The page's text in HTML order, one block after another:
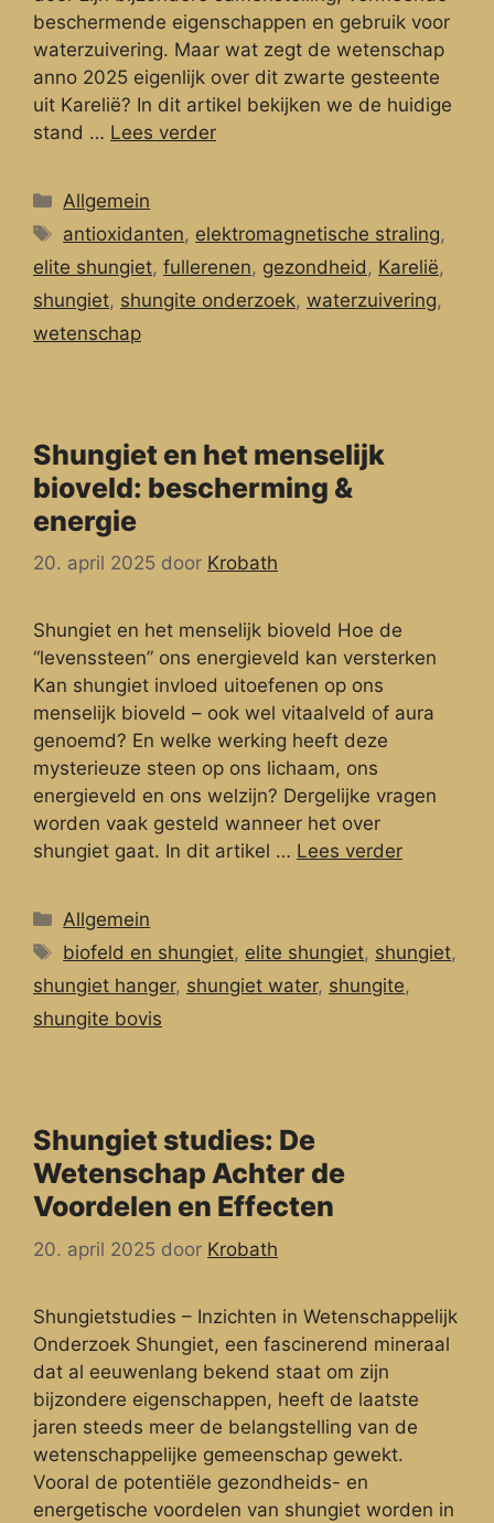
beschermende eigenschappen en gebruik voor
waterzuivering. Maar wat zegt de wetenschap
anno 2025 eigenlijk over dit zwarte gesteente
uit Karelië? In dit artikel bekijken we de huidige
stand … Lees verder
Categorieën
Allgemein
Tags
antioxidanten, elektromagnetische straling,
elite shungiet, fullerenen, gezondheid , Karelië,
shungiet, shungite onderzoek, waterzuivering,
wetenschap
Shungiet en het menselijk
bioveld: bescherming &
energie
20. april 2025 door Krobath
Shungiet en het menselijk bioveld Hoe de
“levenssteen” ons energieveld kan versterken
Kan shungiet invloed uitoefenen op ons
menselijk bioveld – ook wel vitaalveld of aura
genoemd? En welke werking heeft deze
mysterieuze steen op ons lichaam, ons
energieveld en ons welzijn? Dergelijke vragen
worden vaak gesteld wanneer het over
shungiet gaat. In dit artikel … Lees verder
Categorieën
Allgemein
Tags
biofeld en shungiet, elite shungiet, shungiet,
shungiet hanger, shungiet water, shungite,
shungite bovis
Shungiet studies: De
Wetenschap Achter de
Voordelen en Effecten
20. april 2025 door Krobath
Shungietstudies – Inzichten in Wetenschappelijk
Onderzoek Shungiet, een fascinerend mineraal
dat al eeuwenlang bekend staat om zijn
bijzondere eigenschappen, heeft de laatste
jaren steeds meer de belangstelling van de
wetenschappelijke gemeenschap gewekt.
Vooral de potentiële gezondheids- en
energetische voordelen van shungiet worden in